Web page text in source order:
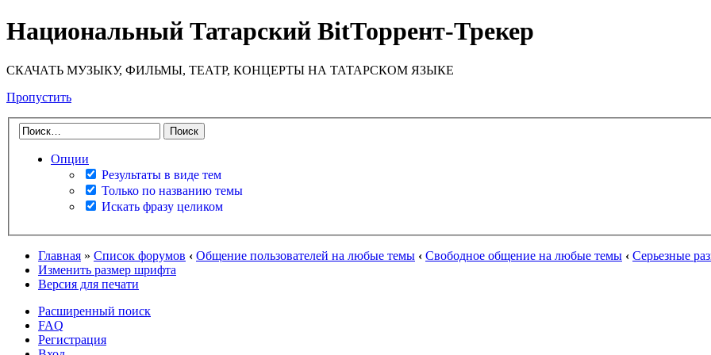
Национальный Татарский BitТоррент-Трекер
СКАЧАТЬ МУЗЫКУ, ФИЛЬМЫ, ТЕАТР, КОНЦЕРТЫ НА ТАТАРСКОМ ЯЗЫКЕ
Пропустить
Опции
Результаты в виде тем
Только по названию темы
Искать фразу целиком
Главная » Список форумов ‹ Общение пользователей на любые темы ‹ Свободное общение на любые темы ‹ Серьезные
Изменить размер шрифта
Версия для печати
Расширенный поиск
FAQ
Регистрация